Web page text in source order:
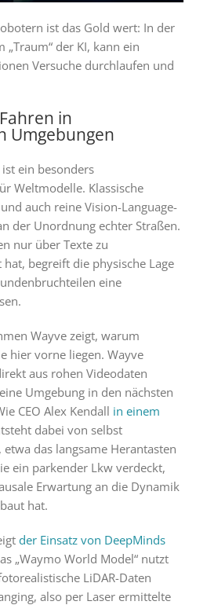
ist das Gold wert: In der
„Traum“ der KI, kann ein
Versuche durchlaufen und
in
Umgebungen
ein besonders
Weltmodelle. Klassische
auch reine Vision-Language-
der Unordnung echter Straßen.
nur über Texte zu
begreift die physische Lage
eine
Wayve zeigt, warum
hier vorne liegen. Wayve
aus rohen Videodaten
Umgebung in den nächsten
CEO Alex Kendall in einem
dabei von selbst
das langsame Herantasten
ein parkender Lkw verdeckt,
Erwartung an die Dynamik
hat.
der Einsatz von DeepMinds
„Waymo World Model“ nutzt
LiDAR-Daten
also per Laser ermittelte